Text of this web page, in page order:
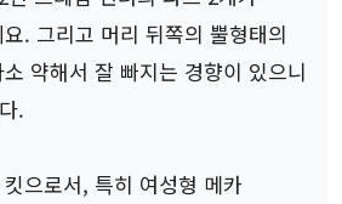
. 그리고 머리 뒤쪽의 뿔형태의
약해서 잘 빠지는 경향이 있으니
.
으로서, 특히 여성형 메카